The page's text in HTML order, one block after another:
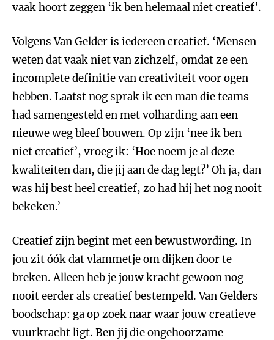
vaak hoort zeggen ‘ik ben helemaal niet creatief’.
Volgens Van Gelder is iedereen creatief. ‘Mensen
weten dat vaak niet van zichzelf, omdat ze een
incomplete definitie van creativiteit voor ogen
hebben. Laatst nog sprak ik een man die teams
had samengesteld en met volharding aan een
nieuwe weg bleef bouwen. Op zijn ‘nee ik ben
niet creatief’, vroeg ik: ‘Hoe noem je al deze
kwaliteiten dan, die jij aan de dag legt?’ Oh ja, dan
was hij best heel creatief, zo had hij het nog nooit
bekeken.’
Creatief zijn begint met een bewustwording. In
jou zit óók dat vlammetje om dijken door te
breken. Alleen heb je jouw kracht gewoon nog
nooit eerder als creatief bestempeld. Van Gelders
boodschap: ga op zoek naar waar jouw creatieve
vuurkracht ligt. Ben jij die ongehoorzame